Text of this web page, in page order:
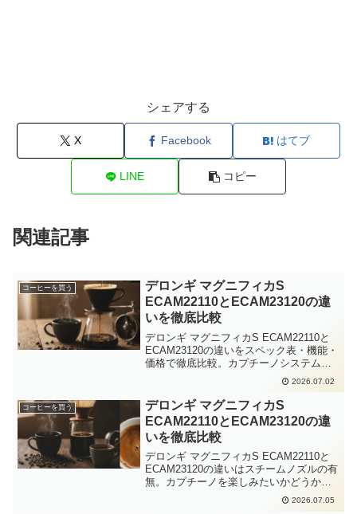
シェアする
X Facebook はてブ
LINE コピー
関連記事
コーヒーを買う
デロンギ マグニフィカS
ECAM22110とECAM23120の違
いを徹底比較
デロンギ マグニフィカS ECAM22110と
ECAM23120の違いをスペック表・機能・
価格で徹底比較。カプチーノシステムの
有無が最大の差で、ミルク系コーヒーを
飲む頻度で選択が決まります。2026年の
実売価格情報も掲載。
2026.07.02
コーヒーを買う
デロンギ マグニフィカS
ECAM22110とECAM23120の違
いを徹底比較
デロンギ マグニフィカS ECAM22110と
ECAM23120の違いはスチームノズルの有
無。カプチーノを楽しみたいかどうかで
選ぶべきモデルが変わります。2026年の
価格・スペックを表で徹底比較。
2026.07.05